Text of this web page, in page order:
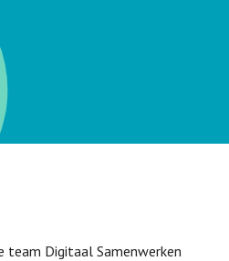
team Digitaal Samenwerken